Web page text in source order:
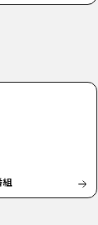
組